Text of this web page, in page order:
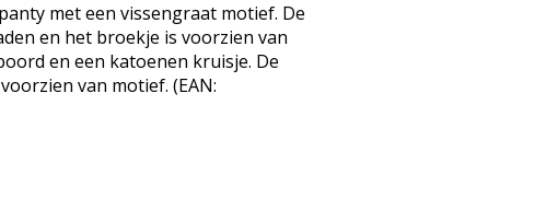
met een vissengraat motief. De
en het broekje is voorzien van
en een katoenen kruisje. De
van motief. (EAN: